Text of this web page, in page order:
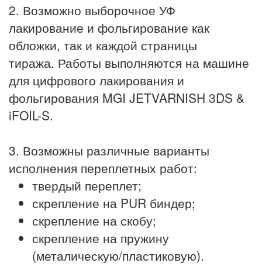
2. Возможно выборочное УФ
лакирование и фольгирование как
обложки, так и каждой страницы
тиража. Работы выполняются на машине
для цифрового лакирования и
фольгирования MGI JETVARNISH 3DS &
iFOIL-S.
3. Возможны различные варианты
исполнения переплетных работ:
твердый переплет;
скрепление на PUR биндер;
скрепление на скобу;
скрепление на пружину
(металическую/пластиковую).